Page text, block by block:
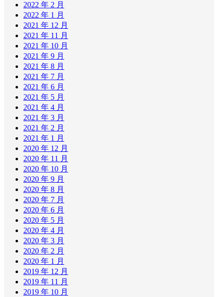
2022 年 2 月
2022 年 1 月
2021 年 12 月
2021 年 11 月
2021 年 10 月
2021 年 9 月
2021 年 8 月
2021 年 7 月
2021 年 6 月
2021 年 5 月
2021 年 4 月
2021 年 3 月
2021 年 2 月
2021 年 1 月
2020 年 12 月
2020 年 11 月
2020 年 10 月
2020 年 9 月
2020 年 8 月
2020 年 7 月
2020 年 6 月
2020 年 5 月
2020 年 4 月
2020 年 3 月
2020 年 2 月
2020 年 1 月
2019 年 12 月
2019 年 11 月
2019 年 10 月